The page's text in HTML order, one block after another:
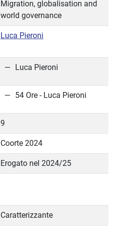
Migration, globalisation and
world governance
Luca Pieroni
Luca Pieroni
54 Ore - Luca Pieroni
9
Coorte 2024
Erogato nel 2024/25
Caratterizzante